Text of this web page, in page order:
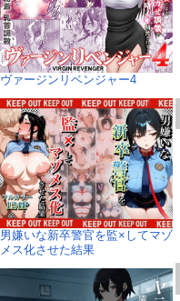
ヴァージンリベンジャー4
男嫌いな新卒警官を監×してマゾ
メス化させた結果